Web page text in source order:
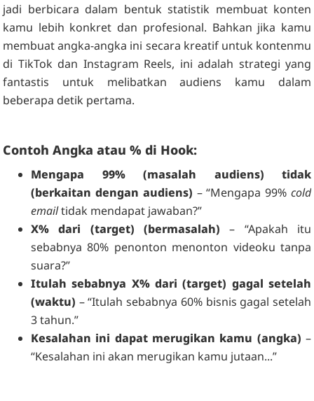
jadi berbicara dalam bentuk statistik membuat konten
kamu lebih konkret dan profesional. Bahkan jika kamu
membuat angka-angka ini secara kreatif untuk kontenmu
di TikTok dan Instagram Reels, ini adalah strategi yang
fantastis untuk melibatkan audiens kamu dalam
beberapa detik pertama.
Contoh Angka atau % di Hook:
Mengapa 99% (masalah audiens) tidak
(berkaitan dengan audiens) – “Mengapa 99%cold
emailtidak mendapat jawaban?”
X% dari (target) (bermasalah) – “Apakah itu
sebabnya 80% penonton menonton videoku tanpa
suara?”
Itulah sebabnya X% dari (target) gagal setelah
(waktu) – “Itulah sebabnya 60% bisnis gagal setelah
3 tahun.”
Kesalahan ini dapat merugikan kamu (angka) –
“Kesalahan ini akan merugikan kamu jutaan...”